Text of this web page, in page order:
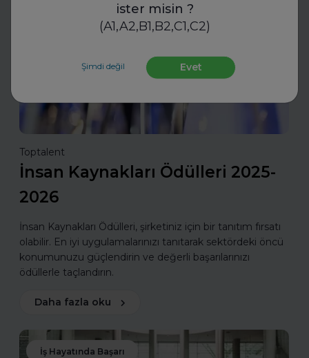
ister misin ?
(A1,A2,B1,B2,C1,C2)
Şimdi değil Evet
Toptalent
İnsan Kaynakları Ödülleri 2025-
2026
İnsan Kaynakları Ödülleri, şirketiniz için bir tanıtım fırsatı
olabilir. En iyi uygulamalarınızı tanıtarak sektördeki öncü
konumunuzu güçlendirin ve değerli başarılarınızı
ödüllerle taçlandırın.
Daha fazla oku
İş Hayatında Başarı